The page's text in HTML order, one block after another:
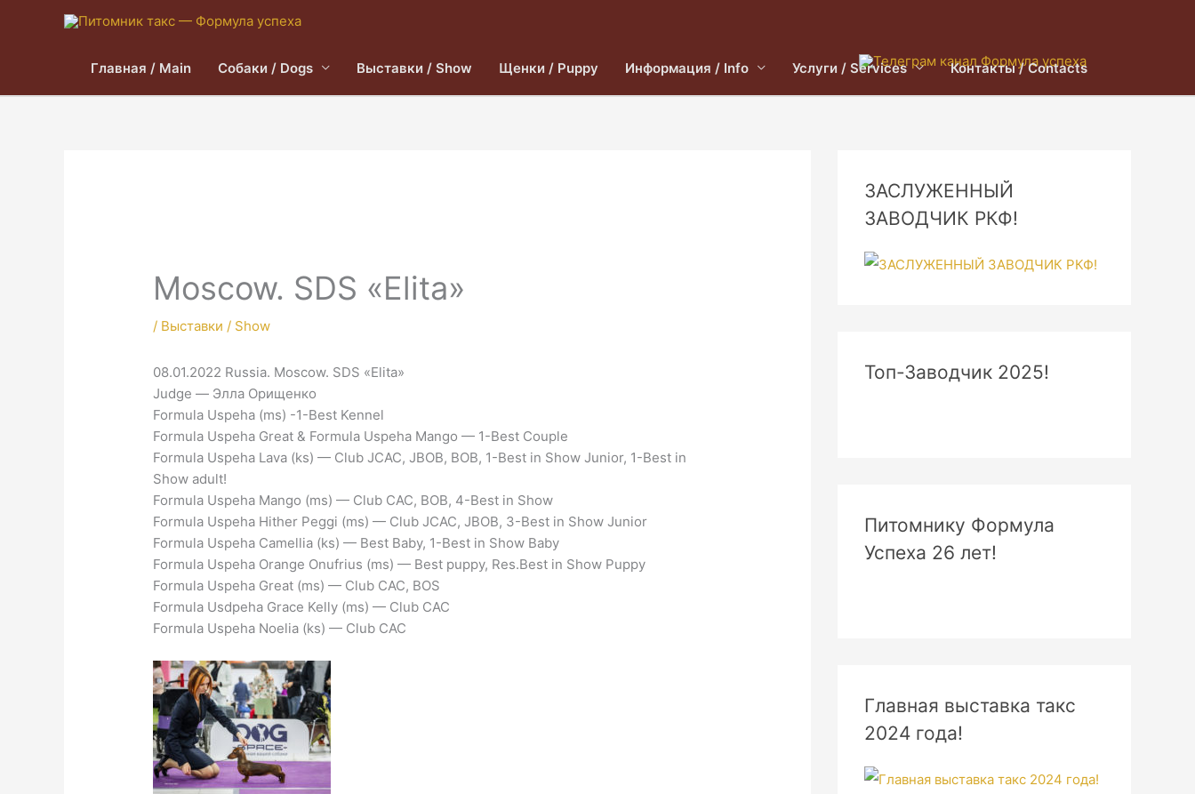
Главная / Main Собаки / Dogs Выставки / Show Щенки / Puppy Информация / Info Услуги / Services Контакты / Contacts
Moscow. SDS «Elita»
/ Выставки / Show
08.01.2022 Russia. Moscow. SDS «Elita»
Judge — Элла Орищенко
Formula Uspeha (ms) -1-Best Kennel
Formula Uspeha Great & Formula Uspeha Mango — 1-Best Couple
Formula Uspeha Lava (ks) — Club JCAC, JBOB, BOB, 1-Best in Show Junior, 1-Best in
Show adult!
Formula Uspeha Mango (ms) — Club CAC, BOB, 4-Best in Show
Formula Uspeha Hither Peggi (ms) — Club JCAC, JBOB, 3-Best in Show Junior
Formula Uspeha Camellia (ks) — Best Baby, 1-Best in Show Baby
Formula Uspeha Orange Onufrius (ms) — Best puppy, Res.Best in Show Puppy
Formula Uspeha Great (ms) — Club CAC, BOS
Formula Usdpeha Grace Kelly (ms) — Club CAC
Formula Uspeha Noelia (ks) — Club CAC
ЗАСЛУЖЕННЫЙ
ЗАВОДЧИК РКФ!
Топ-Заводчик 2025!
Питомнику Формула
Успеха 26 лет!
Главная выставка такс
2024 года!